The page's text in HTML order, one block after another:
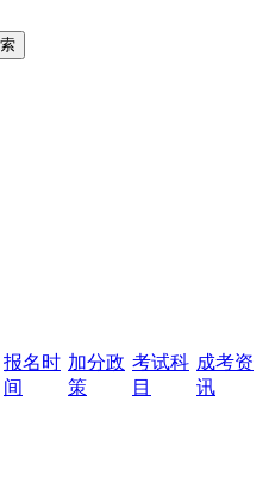
报名时
间
加分政
策
考试科
目
成考资
讯